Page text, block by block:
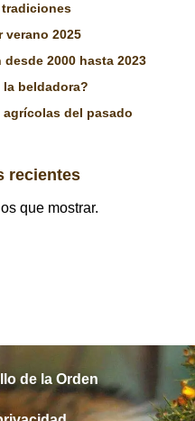
verano 2025
2000 hasta 2023
beldadora?
del pasado
recientes
que mostrar.
de la Orden